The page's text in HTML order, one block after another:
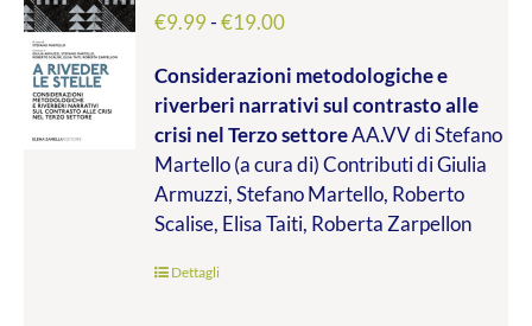
€9.99-€19.00Fascia
prezzo:
da
€9.99
a
€19.00
Considerazioni metodologiche e
riverberi narrativi sul contrasto alle
crisi nel Terzo settoreAA.VV di Stefano
Martello (a cura di) Contributi di Giulia
Armuzzi, Stefano Martello, Roberto
Scalise, Elisa Taiti, Roberta Zarpellon
Dettagli